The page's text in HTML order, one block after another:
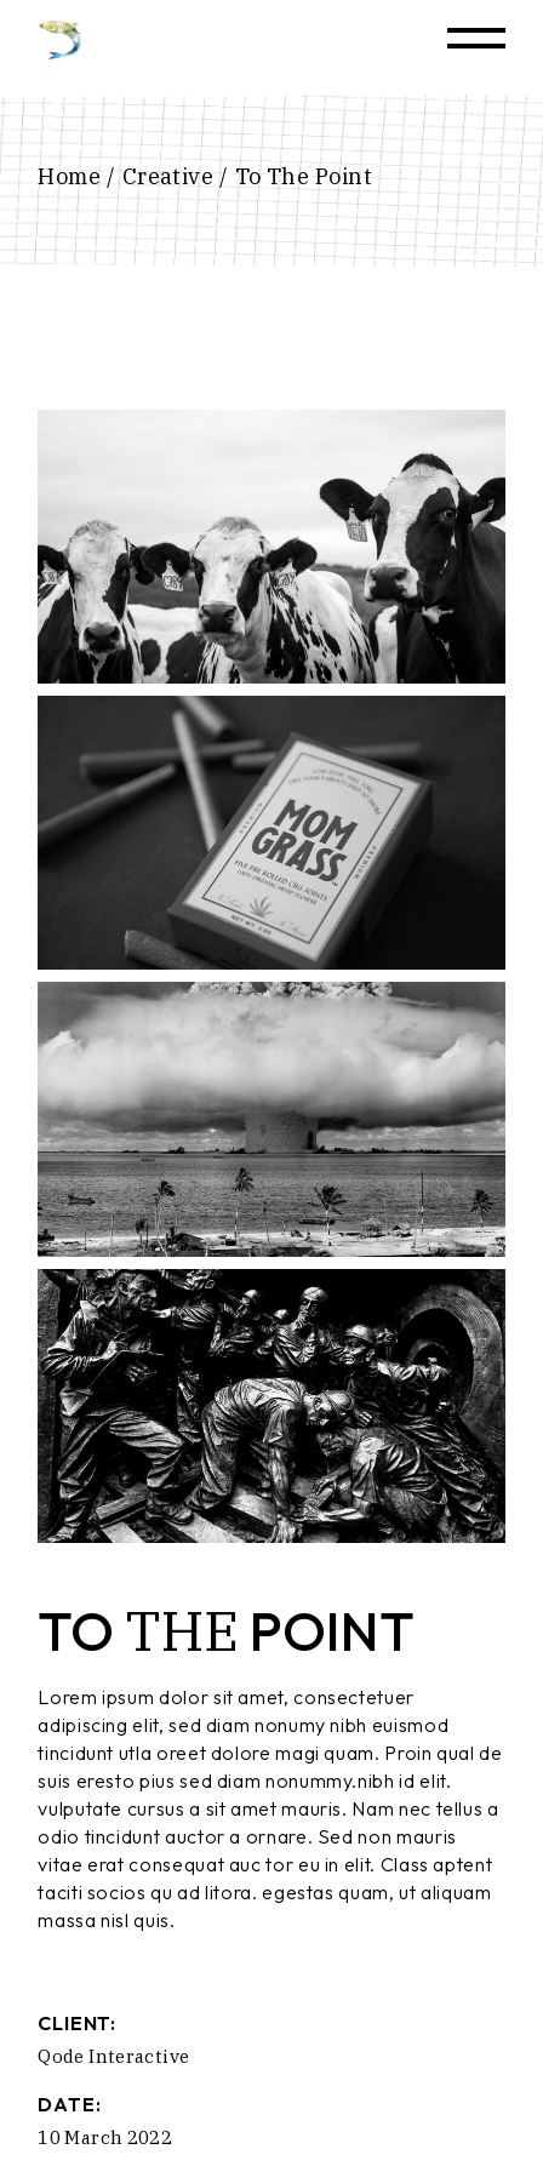
Home Creative To The Point
TO THE POINT
Lorem ipsum dolor sit amet, consectetuer
adipiscing elit, sed diam nonumy nibh euismod
tincidunt utla oreet dolore magi quam. Proin qual de
suis eresto pius sed diam nonummy.nibh id elit.
vulputate cursus a sit amet mauris. Nam nec tellus a
odio tincidunt auctor a ornare. Sed non mauris
vitae erat consequat auc tor eu in elit. Class aptent
taciti socios qu ad litora. egestas quam, ut aliquam
massa nisl quis.
CLIENT:
Qode Interactive
DATE:
10 March 2022